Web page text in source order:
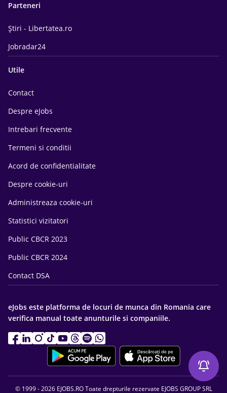
Parteneri
Știri - Libertatea.ro
Jobradar24
Utile
Contact
Despre eJobs
Intrebari frecvente
Termeni si conditii
Acord de confidentialitate
Despre cookie-uri
Administreaza cookie-uri
Statistici vizitatori
Public CBCR 2023
Public CBCR 2024
Contact DSA
eJobs este platforma de locuri de munca din Romania care
verifica manual toate anunturile si companiile.
© 1999 - 2026 EJOBS.RO Toate drepturile rezervate EJOBS GROUP SRL